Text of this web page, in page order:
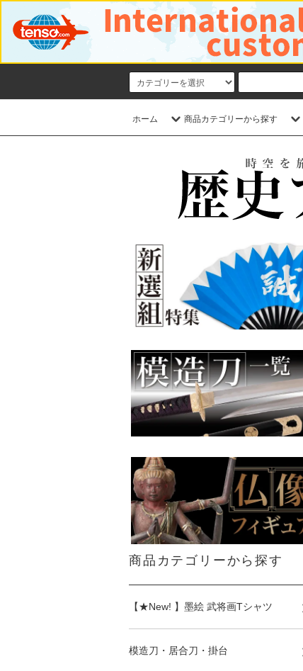
ホーム 商品カテゴリーから探す
商品カテゴリーから探す
【★New! 】墨絵 武将画Tシャツ
模造刀・居合刀・掛台